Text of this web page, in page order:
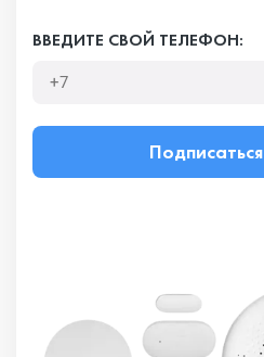
ВВЕДИТЕ СВОЙ ТЕЛЕФОН:
Подписаться